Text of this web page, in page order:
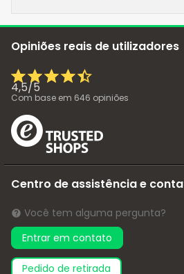
Opiniões reais de utilizadores
4,5/5
Com base em 646 opiniões
Centro de assistência e
Você tem alguma pergunta?
Entrar em contato
pedido de retirada